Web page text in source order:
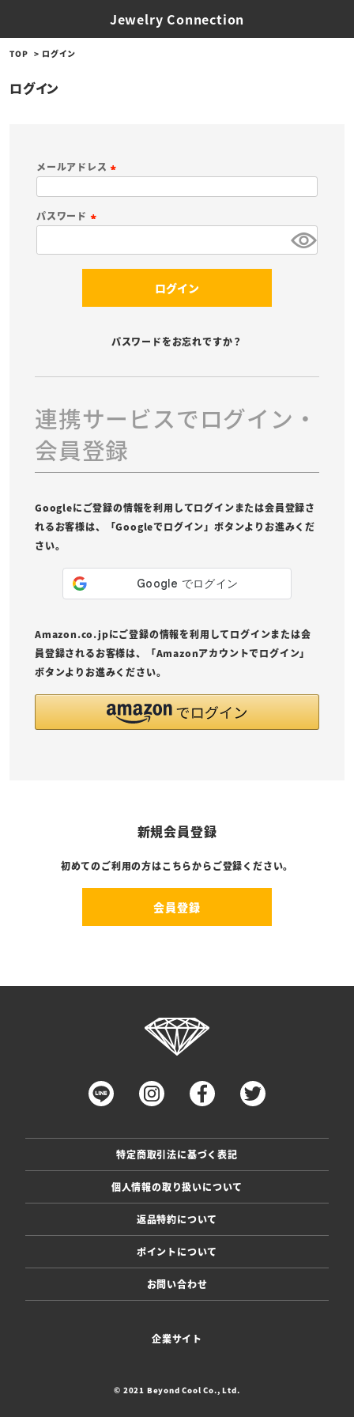
Jewelry Connection
TOP ログイン
ログイン
メールアドレス
須
パスワード
ログイン
パスワードをお忘れですか？
連携サービスでログイン・
会員登録
Googleにご登録の情報を利用してログインまたは会員登録さ
れるお客様は、「Googleでログイン」ボタンよりお進みくだ
さい。
Amazon.co.jpにご登録の情報を利用してログインまたは会
員登録されるお客様は、「Amazonアカウントでログイン」
ボタンよりお進みください。
新規会員登録
初めてのご利用の方はこちらからご登録ください。
会員登録
特定商取引法に基づく表記
個人情報の取り扱いについて
返品特約について
ポイントについて
お問い合わせ
企業サイト
© 2021 Beyond Cool Co., Ltd.